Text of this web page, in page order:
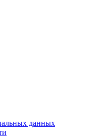
данных